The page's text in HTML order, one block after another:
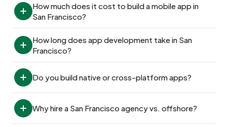
How much does it cost to build a mobile app in
San Francisco?
How long does app development take in San
Francisco?
Do you build native or cross-platform apps?
Why hire a San Francisco agency vs. offshore?